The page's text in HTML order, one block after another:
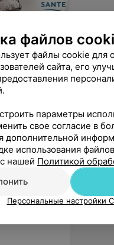
и пополз! Еще
файлов
файлы cookie для
сайта, его
параметры
свое согласие в
дополнительной
использования
нашей Политикой
Персональные настройки